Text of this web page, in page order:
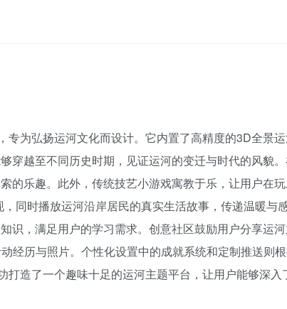
为弘扬运河文化而设计。它内置了高精度的3D全景
越至不同历史时期，见证运河的变迁与时代的风貌
乐趣。此外，传统技艺小游戏寓教于乐，让用户在
同时播放运河沿岸居民的真实生活故事，传递温暖与
，满足用户的学习需求。创意社区鼓励用户分享运
历与照片。个性化设置中的成就系统和定制推送则
造了一个趣味十足的运河主题平台，让用户能够深入